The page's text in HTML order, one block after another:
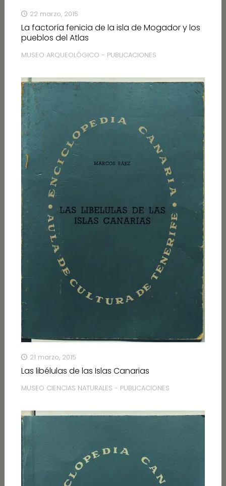
22 marzo, 2015
La factoría fenicia de la isla de Mogador y los
pueblos del Atlas
MUSEO ARQUEOLÓGICO - PUBLICACIONES
21 marzo, 2015
Las libélulas de las Islas Canarias
MUSEO CIENCIAS NATURALES - PUBLICACIONES